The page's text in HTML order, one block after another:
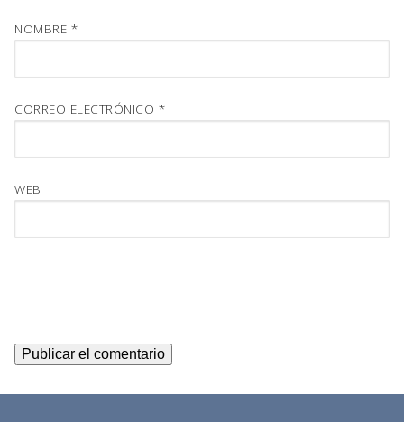
NOMBRE *
CORREO ELECTRÓNICO *
WEB